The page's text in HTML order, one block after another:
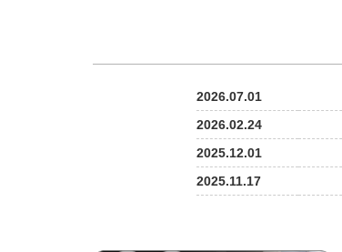
2026.07.01
2026.02.24
2025.12.01
2025.11.17